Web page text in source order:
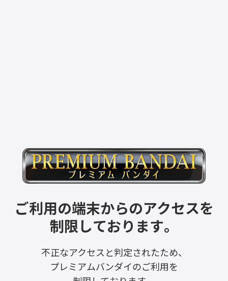
ご利用の端末からのアクセスを
制限しております。
不正なアクセスと判定されたため、
プレミアムバンダイのご利用を